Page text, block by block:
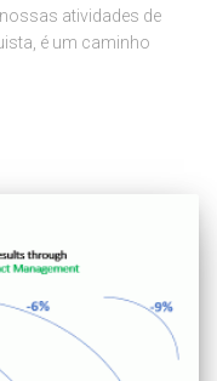
atividades de
é um caminho